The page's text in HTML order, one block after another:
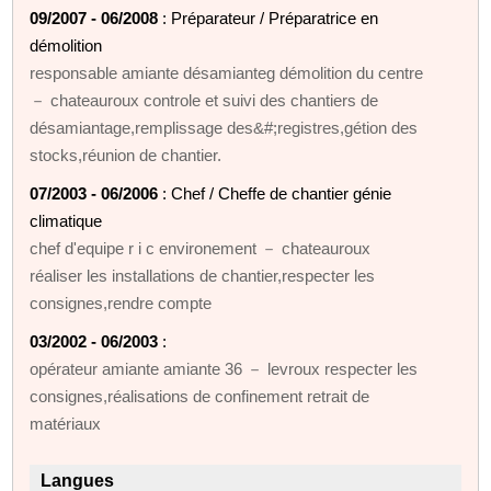
09/2007 - 06/2008 : Préparateur / Préparatrice en
démolition
responsable amiante désamianteg démolition du centre
－ chateauroux controle et suivi des chantiers de
désamiantage,remplissage des&#;registres,gétion des
stocks,réunion de chantier.
07/2003 - 06/2006 : Chef / Cheffe de chantier génie
climatique
chef d'equipe r i c environement － chateauroux
réaliser les installations de chantier,respecter les
consignes,rendre compte
03/2002 - 06/2003 :
opérateur amiante amiante 36 － levroux respecter les
consignes,réalisations de confinement retrait de
matériaux
Langues